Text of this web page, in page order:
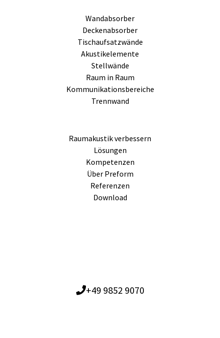
Wandabsorber
Deckenabsorber
Tischaufsatzwände
Akustikelemente
Stellwände
Raum in Raum
Kommunikationsbereiche
Trennwand
Raumakustik verbessern
Lösungen
Kompetenzen
Über Preform
Referenzen
Download
+49 9852 9070